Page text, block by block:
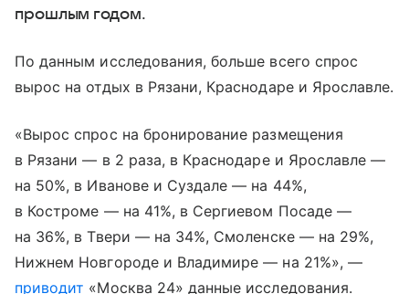
прошлым годом.
По данным исследования, больше всего спрос
вырос на отдых в Рязани, Краснодаре и Ярославле.
«Вырос спрос на бронирование размещения
в Рязани — в 2 раза, в Краснодаре и Ярославле —
на 50%, в Иванове и Суздале — на 44%,
в Костроме — на 41%, в Сергиевом Посаде —
на 36%, в Твери — на 34%, Смоленске — на 29%,
Нижнем Новгороде и Владимире — на 21%», —
приводит «Москва 24» данные исследования.